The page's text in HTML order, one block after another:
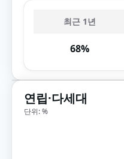
최근 1년
68%
연립·다세대
단위: %